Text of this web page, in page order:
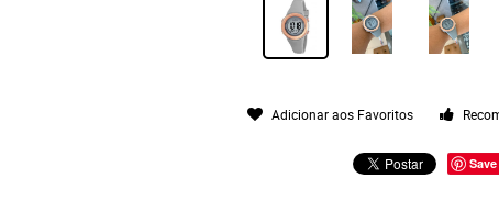
Adicionar aos Favoritos
Save